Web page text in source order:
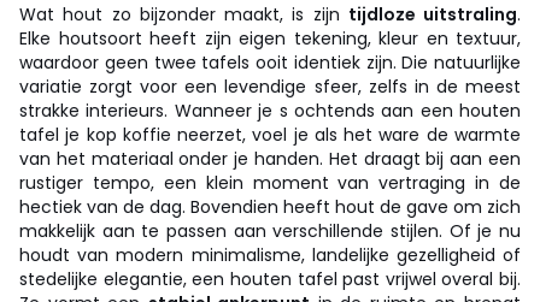
Wat hout zo bijzonder maakt, is zijn tijdloze uitstraling.
Elke houtsoort heeft zijn eigen tekening, kleur en textuur,
waardoor geen twee tafels ooit identiek zijn. Die natuurlijke
variatie zorgt voor een levendige sfeer, zelfs in de meest
strakke interieurs. Wanneer je s ochtends aan een houten
tafel je kop koffie neerzet, voel je als het ware de warmte
van het materiaal onder je handen. Het draagt bij aan een
rustiger tempo, een klein moment van vertraging in de
hectiek van de dag. Bovendien heeft hout de gave om zich
makkelijk aan te passen aan verschillende stijlen. Of je nu
houdt van modern minimalisme, landelijke gezelligheid of
stedelijke elegantie, een houten tafel past vrijwel overal bij.